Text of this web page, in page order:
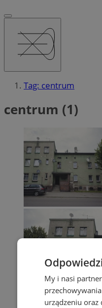
Tag: centrum
centrum (1)
My i nasi
urządzeniu oraz